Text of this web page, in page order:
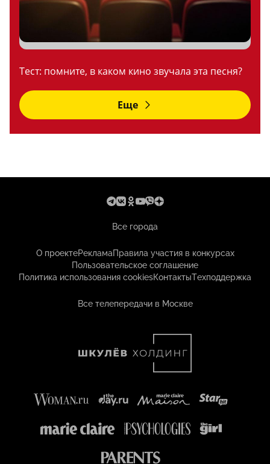
Тест: помните, в каком кино звучала эта песня?
Еще
Все города
О проектеРекламаПравила участия в конкурсах
Пользовательское соглашение
Политика использования cookiesКонтактыТехподдержка
Все телепередачи в Москве